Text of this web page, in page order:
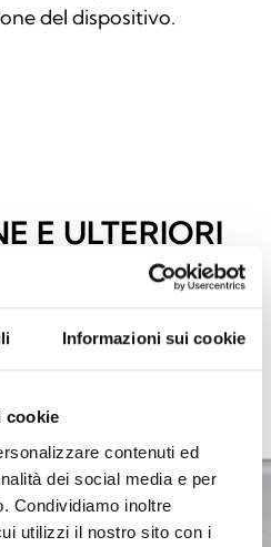
Informazioni sui cookie
cookie
contenuti ed
dei social media e per
Condividiamo inoltre
utilizzi il nostro sito con i
del dispositivo.
E ULTERIORI